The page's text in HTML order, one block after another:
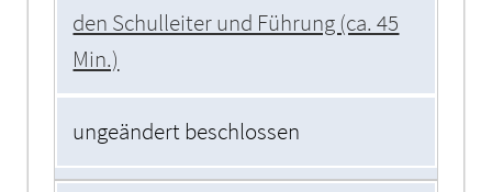
den Schulleiter und Führung (ca. 45
Min.)
ungeändert beschlossen